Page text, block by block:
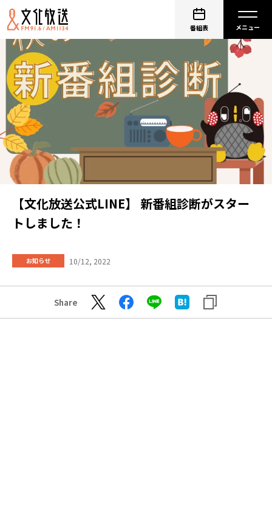
番組表
【文化放送公式LINE】 新番組診断がスター
トしました！
お知らせ 10/12, 2022
Share